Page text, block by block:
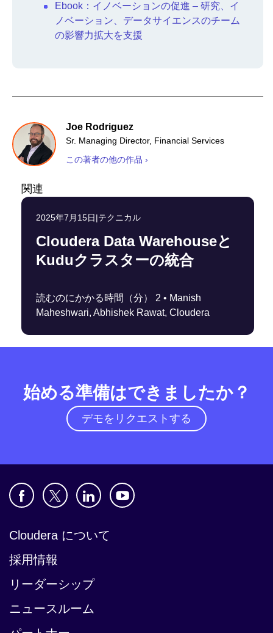
Ebook：イノベーションの促進 – 研究、イ
ノベーション、データサイエンスのチーム
の影響力拡大を支援
Joe Rodriguez
Sr. Managing Director, Financial Services
この著者の他の作品 ›
関連
2025年7月15日|テクニカル
Cloudera Data Warehouseと
Kuduクラスターの統合
読むのにかかる時間（分） 2 • Manish
Maheshwari, Abhishek Rawat, Cloudera
始める準備はできましたか？
デモをリクエストする
Cloudera について
採用情報
リーダーシップ
ニュースルーム